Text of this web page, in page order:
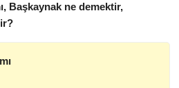
Başkaynak ne demektir,